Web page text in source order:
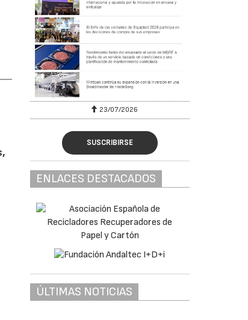
23/07/2026
SUSCRIBIRSE
ENLACES DESTACADOS
ÚLTIMAS NOTICIAS